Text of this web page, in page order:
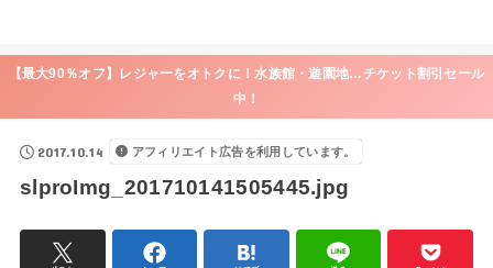
【最大90％オフ】レジャーをオトクに！水族館・遊園地…チケット割引セール
中！
2017.10.14 アフィリエイト広告を利用しています。
slproImg_201710141505445.jpg